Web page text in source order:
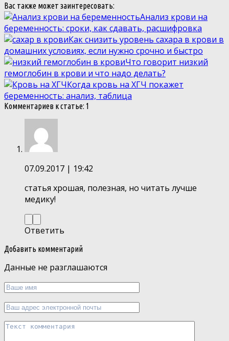
Вас также может заинтересовать:
Анализ крови на
беременность: сроки, как сдавать, расшифровка
Как снизить уровень сахара в крови в
домашних условиях, если нужно срочно и быстро
Что говорит низкий
гемоглобин в крови и что надо делать?
Когда кровь на ХГЧ покажет
беременность: анализ, таблица
Комментариев к статье: 1
07.09.2017 | 19:42
статья хрошая, полезная, но читать лучше
медику!
Ответить
Добавить комментарий
Данные не разглашаются